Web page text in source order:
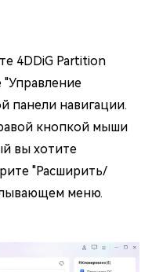
4DDiG Partition
"Управление
панели навигации.
кнопкой мыши
вы хотите
"Расширить/
меню.